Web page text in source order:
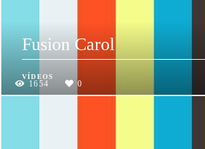
Fusion Carol
VÍDEOS
1654 0